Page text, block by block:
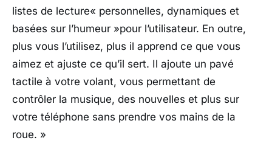
listes de lecture« personnelles, dynamiques et
basées sur l’humeur »pour l’utilisateur. En outre,
plus vous l’utilisez, plus il apprend ce que vous
aimez et ajuste ce qu’il sert. Il ajoute un pavé
tactile à votre volant, vous permettant de
contrôler la musique, des nouvelles et plus sur
votre téléphone sans prendre vos mains de la
roue. »